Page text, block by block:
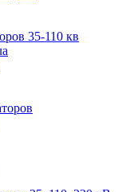
35-110 кв